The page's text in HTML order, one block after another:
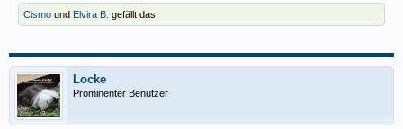
Cismo und Elvira B. gefällt das.
Locke
Prominenter Benutzer